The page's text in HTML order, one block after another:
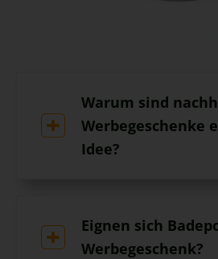
Warum sind
Werbegeschenke
Idee?
Eignen sich
Werbegeschenk?